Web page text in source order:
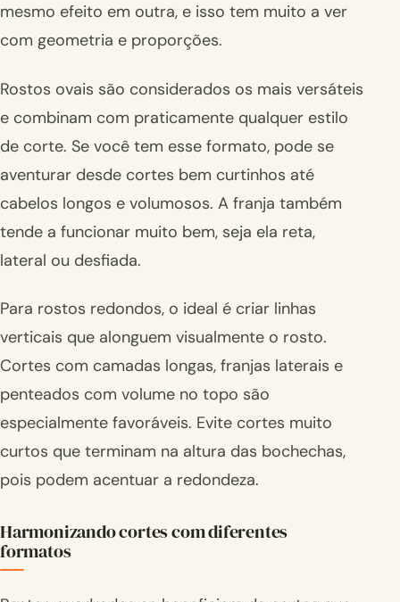
mesmo efeito em outra, e isso tem muito a ver
com geometria e proporções.
Rostos ovais são considerados os mais versáteis
e combinam com praticamente qualquer estilo
de corte. Se você tem esse formato, pode se
aventurar desde cortes bem curtinhos até
cabelos longos e volumosos. A franja também
tende a funcionar muito bem, seja ela reta,
lateral ou desfiada.
Para rostos redondos, o ideal é criar linhas
verticais que alonguem visualmente o rosto.
Cortes com camadas longas, franjas laterais e
penteados com volume no topo são
especialmente favoráveis. Evite cortes muito
curtos que terminam na altura das bochechas,
pois podem acentuar a redondeza.
Harmonizando cortes com diferentes
formatos